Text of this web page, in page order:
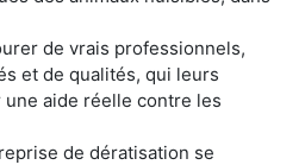
de vrais professionnels,
et de qualités, qui leurs
aide réelle contre les
de dératisation se